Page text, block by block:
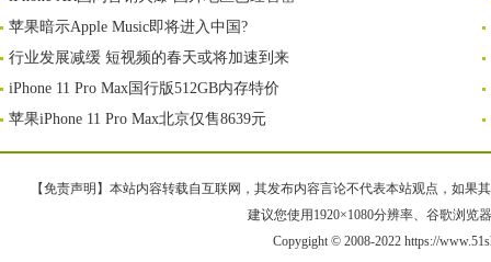
苹果暗示Apple Music即将进入中国?
行业发展减缓 短视频的春天或将加速到来
iPhone 11 Pro Max国行版512GB内存特价
苹果iPhone 11 Pro Max北京仅售8639元
【免责声明】本站内容转载自互联网，其发布内容言论不代表本站观点，如果
建议您使用1920×1080分辨率、谷歌浏览
Copygight © 2008-2022 https://